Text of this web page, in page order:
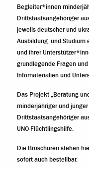
Begleiter*innen
Drittstaatsangehöriger
jeweils deutscher und
Ausbildung und Studium
und ihrer
grundlegende Fragen
Infomaterialien und
Das Projekt „Beratung
minderjähriger und
Drittstaatsangehöriger
UNO-Flüchtlingshilfe.
Die Broschüren stehen
sofort auch bestellbar.